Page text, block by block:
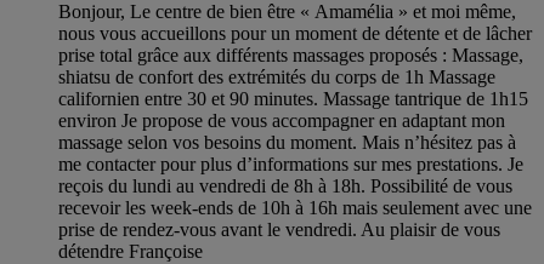
Bonjour, Le centre de bien être « Amamélia » et moi même,
nous vous accueillons pour un moment de détente et de lâcher
prise total grâce aux différents massages proposés : Massage,
shiatsu de confort des extrémités du corps de 1h Massage
californien entre 30 et 90 minutes. Massage tantrique de 1h15
environ Je propose de vous accompagner en adaptant mon
massage selon vos besoins du moment. Mais n’hésitez pas à
me contacter pour plus d’informations sur mes prestations. Je
reçois du lundi au vendredi de 8h à 18h. Possibilité de vous
recevoir les week-ends de 10h à 16h mais seulement avec une
prise de rendez-vous avant le vendredi. Au plaisir de vous
détendre Françoise